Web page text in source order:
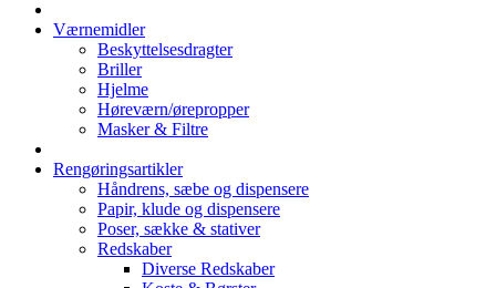
Værnemidler
Beskyttelsesdragter
Briller
Hjelme
Høreværn/ørepropper
Masker & Filtre
Rengøringsartikler
Håndrens, sæbe og dispensere
Papir, klude og dispensere
Poser, sække & stativer
Redskaber
Diverse Redskaber